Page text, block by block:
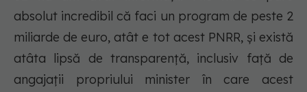
absolut incredibil că faci un program de peste 2
miliarde de euro, atât e tot acest PNRR, și există
atâta lipsă de transparență, inclusiv față de
angajații propriului minister în care acest